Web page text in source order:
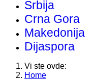
Srbija
Crna Gora
Makedonija
Dijaspora
Vi ste ovde:
Home